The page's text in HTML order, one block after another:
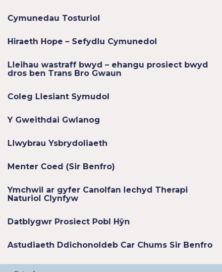
Cymunedau Tosturiol
Hiraeth Hope – Sefydlu Cymunedol
Lleihau wastraff bwyd – ehangu prosiect bwyd
dros ben Trans Bro Gwaun
Coleg Llesiant Symudol
Y Gweithdai Gwlanog
Llwybrau Ysbrydoliaeth
Menter Coed (Sir Benfro)
Ymchwil ar gyfer Canolfan Iechyd Therapi
Naturiol Clynfyw
Datblygwr Prosiect Pobl Hŷn
Astudiaeth Ddichonoldeb Car Chums Sir Benfro